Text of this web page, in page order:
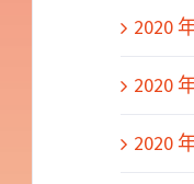
2020
2020
2020